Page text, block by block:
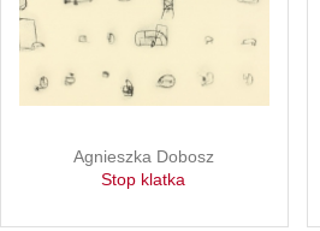
Agnieszka Dobosz
Stop klatka